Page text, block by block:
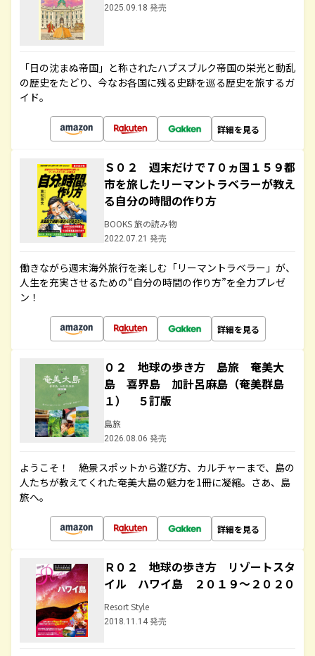
2025.09.18 発売
「日の沈まぬ帝国」と称されたハプスブルク帝国の栄光と動乱
の歴史をたどり、今なお各国に残る史跡を巡る歴史を旅するガ
イド。
詳細を見る
Ｓ０２ 週末だけで７０ヵ国１５９都
市を旅したリーマントラベラーが教え
る自分の時間の作り方
BOOKS 旅の読み物
2022.07.21 発売
働きながら週末海外旅行を楽しむ「リーマントラベラー」が、
人生を充実させるための“自分の時間の作り方”を全力プレゼ
ン！
詳細を見る
０２ 地球の歩き方 島旅 奄美大
島 喜界島 加計呂麻島（奄美群島
１） ５訂版
島旅
2026.08.06 発売
ようこそ！ 絶景スポットから遊び方、カルチャーまで、島の
人たちが教えてくれた奄美大島の魅力を1冊に凝縮。さあ、島
旅へ。
詳細を見る
Ｒ０２ 地球の歩き方 リゾートスタ
イル ハワイ島 ２０１９～２０２０
Resort Style
2018.11.14 発売